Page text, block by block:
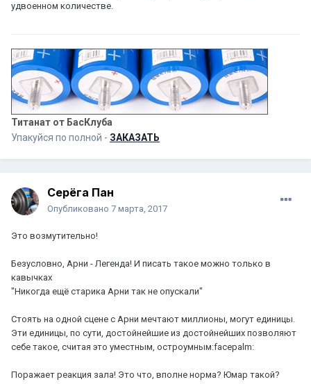
удвоенном количестве.
Титанат от БасКлуба
Упакуйся по полной - ЗАКАЗАТЬ
Серёга Пан
Опубликовано 7 марта, 2017
Это возмутительно!
Безусловно, Арни - Легенда! И писать такое можно только в
кавычках
"Никогда ещё старика Арни так не опускали"
Стоять на одной сцене с Арни мечтают миллионы, могут единицы.
Эти единицы, по сути, достойнейшие из достойнейших позволяют
себе такое, считая это уместным, остроумным:facepalm:
Поражает реакция зала! Это что, вполне норма? Юмар такой?